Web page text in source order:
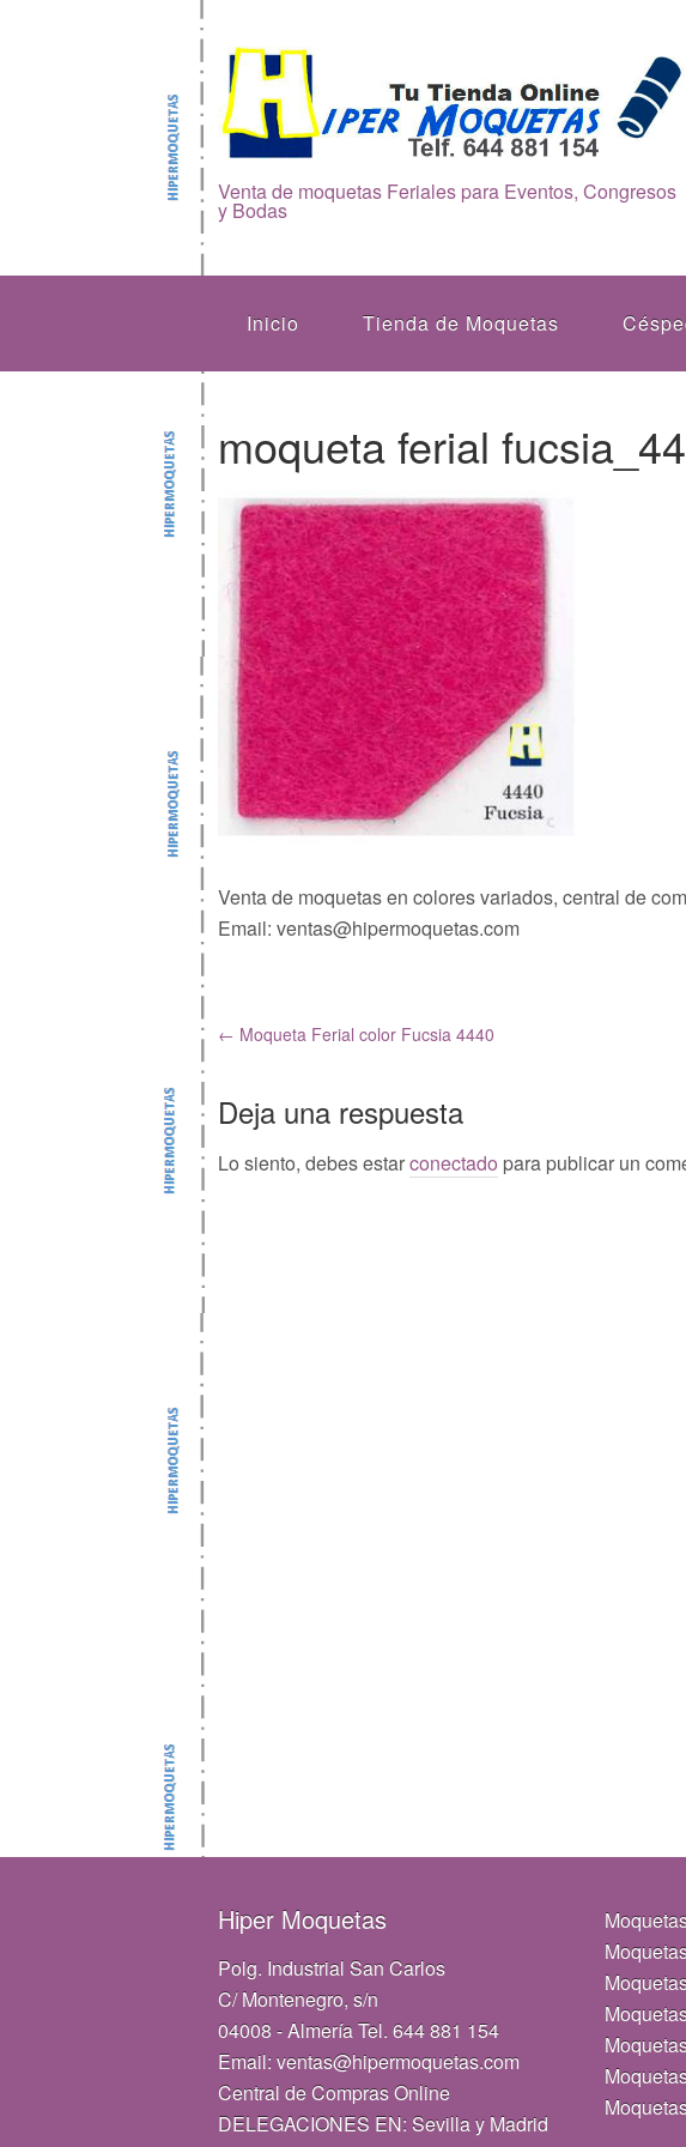
Venta de moquetas Feriales para Eventos, Congresos
y Bodas
Inicio Tienda de Moquetas
moqueta ferial
Venta de moquetas en colores variados, central de
Email: ventas@hipermoquetas.com
← Moqueta Ferial color Fucsia 4440
Deja una respuesta
Lo siento, debes estarconectado para publicar un
Hiper Moquetas
Polg. Industrial San Carlos
C/ Montenegro, s/n
04008 - Almería Tel. 644 881 154
Email: ventas@hipermoquetas.com
Central de Compras Online
DELEGACIONES EN: Sevilla y Madrid